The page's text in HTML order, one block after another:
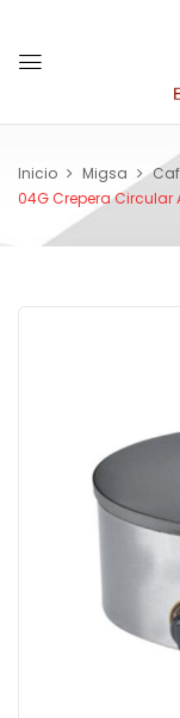
Inicio Migsa
04G Crepera Circular